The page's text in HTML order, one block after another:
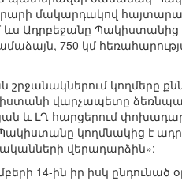
մակարդակով
Պակիստանից
750 կմ
կողմերը
վարչապետը
և ԼՂ հարցերում
Պակիստանը կողմնակից
վերադարձին»:
14-ին իր իսկ